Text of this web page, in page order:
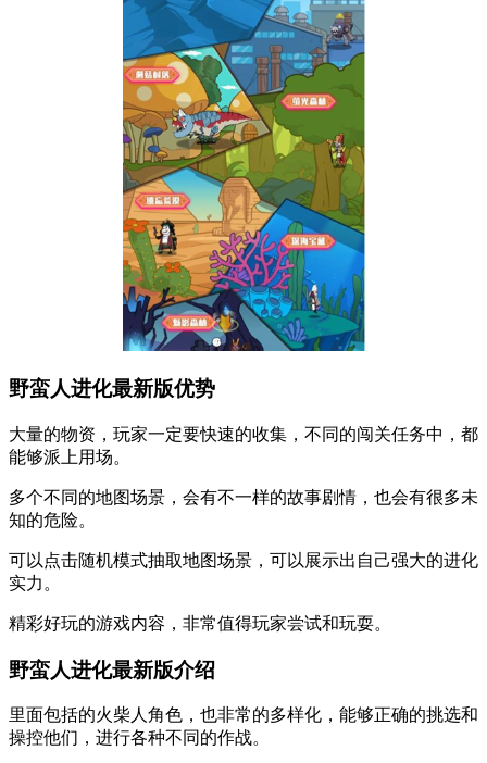
野蛮人进化最新版优势
大量的物资，玩家一定要快速的收集，不同的闯关任务中，都
能够派上用场。
多个不同的地图场景，会有不一样的故事剧情，也会有很多未
知的危险。
可以点击随机模式抽取地图场景，可以展示出自己强大的进化
实力。
精彩好玩的游戏内容，非常值得玩家尝试和玩耍。
野蛮人进化最新版介绍
里面包括的火柴人角色，也非常的多样化，能够正确的挑选和
操控他们，进行各种不同的作战。